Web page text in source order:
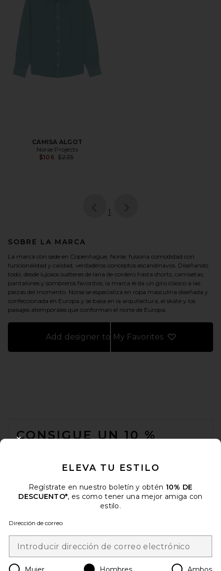
CAMISA ALGOT
Norse Projects
$106 Previous price:
$235
page
1
SOBRE LA MARCA
La marca con sede en Copenhague, Norse, fusiona comodidad con
funcionalidad y calidad, verdaderos conceptos escandinavos. Diseñando
todo, desde lujosos suéteres de lana de cordero hasta shorts, camisetas,
pantalones y sombreros favoritos, la marca le da un giro clásico a las
piezas del momento. Norse se especializa en ropa masculina diseñada y
confeccionada en Europa y se basa en la arquitectura, el skate y los
paisajes atemporales que conforman el norte de Europa.
Add designer to My Favorites
CONSIGUE UN 10 %
Cuando se suscribe a nuestro boletín enviando su correo
privacidad
ELEVA TU ESTILO
Regístrate en nuestro boletín y obtén 10% DE
DESCUENTO*, es como tener una mejor amiga con
estilo.
Dirección de correo